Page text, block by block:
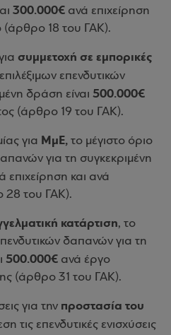
300.000€ ανά επιχείρηση
(άρθρο 18 του ΓΑΚ).
συμμετοχή σε εμπορικές
επενδυτικών
δράση είναι 500.000€
(άρθρο 19 του ΓΑΚ).
για ΜμΕ, το μέγιστο όριο
για τη συγκεκριμένη
επιχείρηση και ανά
28 του ΓΑΚ).
κατάρτιση, το
δαπανών για τη
500.000€ ανά έργο
(άρθρο 31 του ΓΑΚ).
για την προστασία του
τις επενδυτικές ενισχύσεις